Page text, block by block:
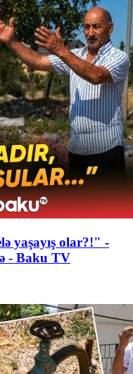
yaşayış olar?!" -
- Baku TV